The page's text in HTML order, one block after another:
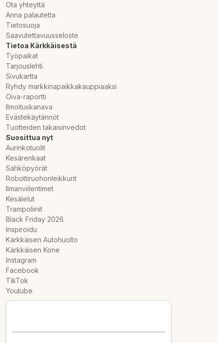
Ota yhteyttä
Anna palautetta
Tietosuoja
Saavutettavuusseloste
Tietoa Kärkkäisestä
Työpaikat
Tarjouslehti
Sivukartta
Ryhdy markkinapaikkakauppiaaksi
Oiva-raportti
Ilmoituskanava
Evästekäytännöt
Tuotteiden takaisinvedot
Suosittua nyt
Aurinkotuolit
Kesärenkaat
Sähköpyörät
Robottiruohonleikkurit
Ilmanviilentimet
Kesälelut
Trampoliinit
Black Friday 2026
Inspiroidu
Kärkkäisen Autohuolto
Kärkkäisen Kone
Instagram
Facebook
TikTok
Youtube